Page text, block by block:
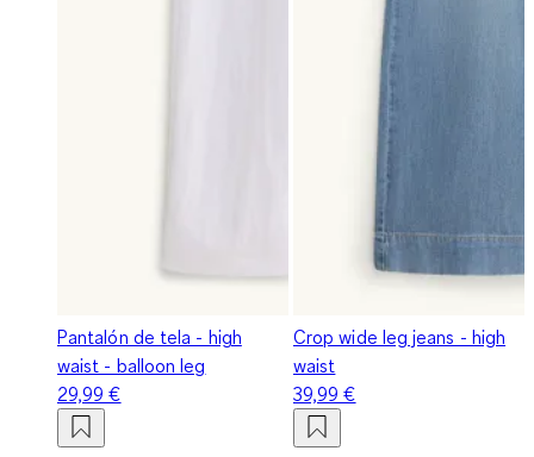
Pantalón de tela - high
waist - balloon leg
29,99 €
Crop wide leg jeans - high
waist
39,99 €